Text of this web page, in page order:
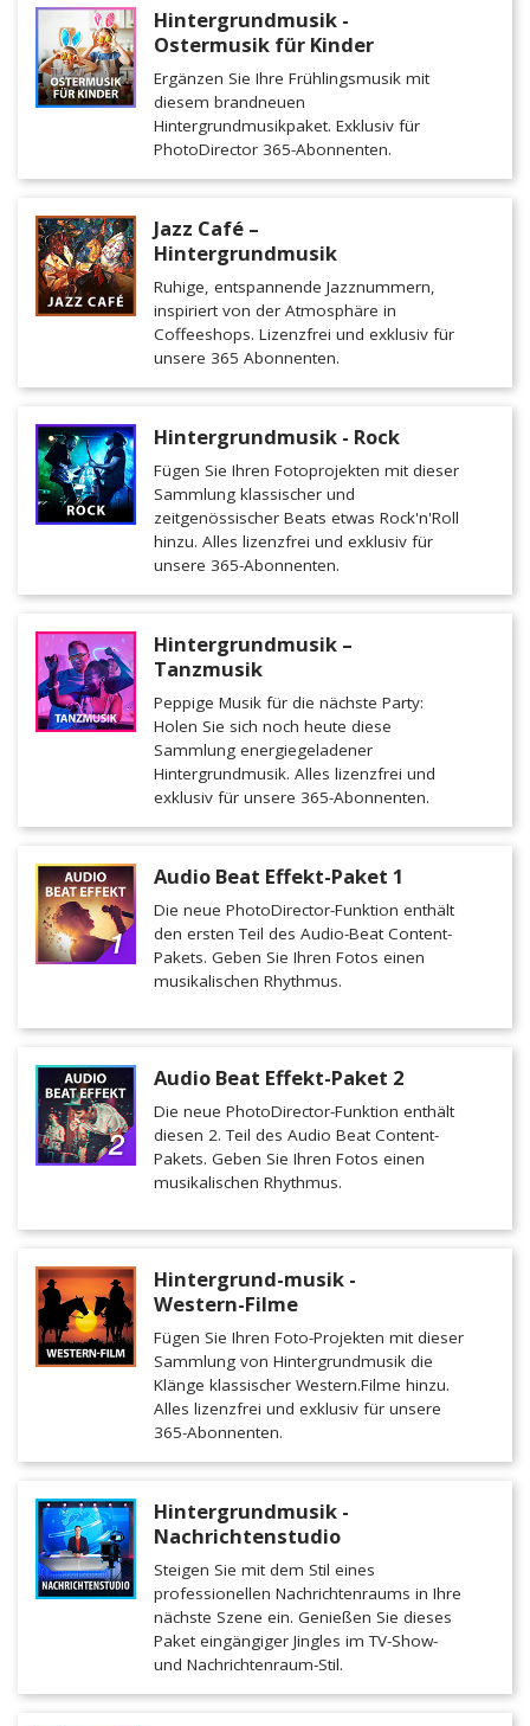
Hintergrundmusik -
Ostermusik für Kinder
Ergänzen Sie Ihre Frühlingsmusik mit
diesem brandneuen
Hintergrundmusikpaket. Exklusiv für
PhotoDirector 365-Abonnenten.
Jazz Café –
Hintergrundmusik
Ruhige, entspannende Jazznummern,
inspiriert von der Atmosphäre in
Coffeeshops. Lizenzfrei und exklusiv für
unsere 365 Abonnenten.
Hintergrundmusik - Rock
Fügen Sie Ihren Fotoprojekten mit dieser
Sammlung klassischer und
zeitgenössischer Beats etwas Rock'n'Roll
hinzu. Alles lizenzfrei und exklusiv für
unsere 365-Abonnenten.
Hintergrundmusik –
Tanzmusik
Peppige Musik für die nächste Party:
Holen Sie sich noch heute diese
Sammlung energiegeladener
Hintergrundmusik. Alles lizenzfrei und
exklusiv für unsere 365-Abonnenten.
Audio Beat Effekt-Paket 1
Die neue PhotoDirector-Funktion enthält
den ersten Teil des Audio-Beat Content-
Pakets. Geben Sie Ihren Fotos einen
musikalischen Rhythmus.
Audio Beat Effekt-Paket 2
Die neue PhotoDirector-Funktion enthält
diesen 2. Teil des Audio Beat Content-
Pakets. Geben Sie Ihren Fotos einen
musikalischen Rhythmus.
Hintergrund-musik -
Western-Filme
Fügen Sie Ihren Foto-Projekten mit dieser
Sammlung von Hintergrundmusik die
Klänge klassischer Western.Filme hinzu.
Alles lizenzfrei und exklusiv für unsere
365-Abonnenten.
Hintergrundmusik -
Nachrichtenstudio
Steigen Sie mit dem Stil eines
professionellen Nachrichtenraums in Ihre
nächste Szene ein. Genießen Sie dieses
Paket eingängiger Jingles im TV-Show-
und Nachrichtenraum-Stil.